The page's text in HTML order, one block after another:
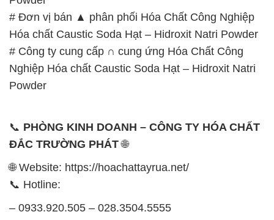
📞PHÒNG KINH DOANH – CÔNG TY HÓA CHẤT
ĐẮC TRƯỜNG PHÁT🌐
🌐 Website: https://hoachattayrua.net/
– 0933.920.505 – 028.3504.5555
028.3756.1841- 028.3756.1842
0902.765.866